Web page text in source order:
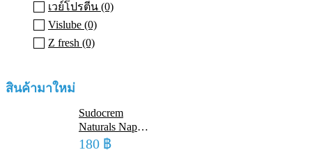
เวย์โปรตีน (0)
Vislube (0)
Z fresh (0)
สินค้ามาใหม่
Sudocrem
Naturals Nappy
Cream 30 G ซู
180 ฿